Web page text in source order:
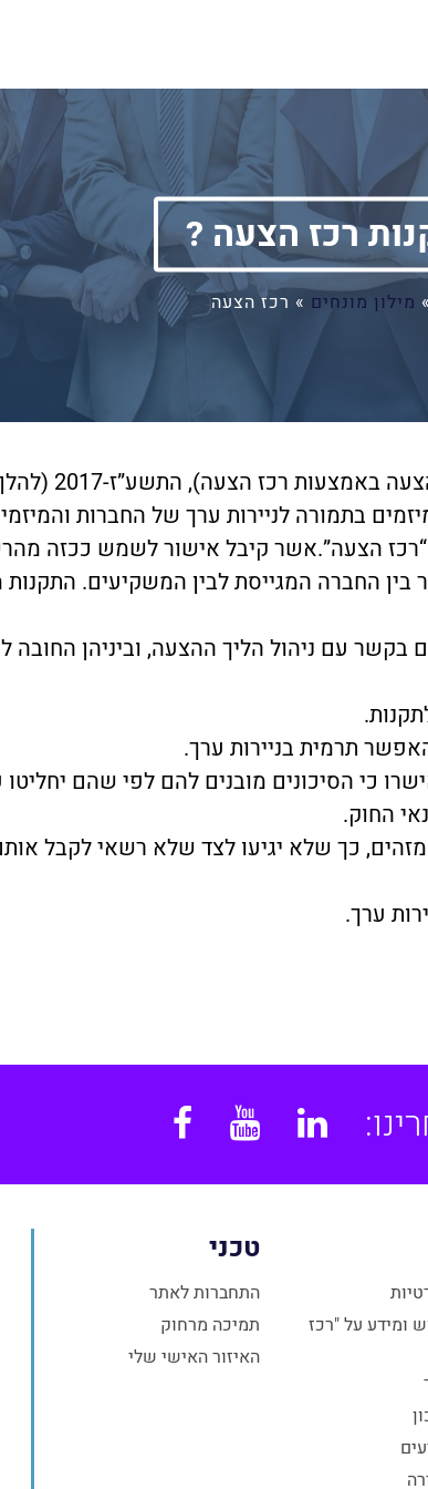
רכז הצעה ?
» מילון מונחים » רכז הצעה
ביום 26.12.2017 נכנסו
בתמורה לניירות ערך של החברות
הצעה”.אשר קיבל אישור לשמש ככזה
החברה המגייסת לבין המשקיעים. התקנות
עם ניהול הליך ההצעה, וביניהן החובה
תרמית בניירות ערך.
כי הסיכונים מובנים להם לפי שהם
החוק.
כך שלא יגיעו לצד שלא רשאי לקבל
ערך.
Linkedin
YouTube
ומידע על "רכז
טכני
התחברות לאתר
תמיכה מרחוק
האיזור האישי שלי